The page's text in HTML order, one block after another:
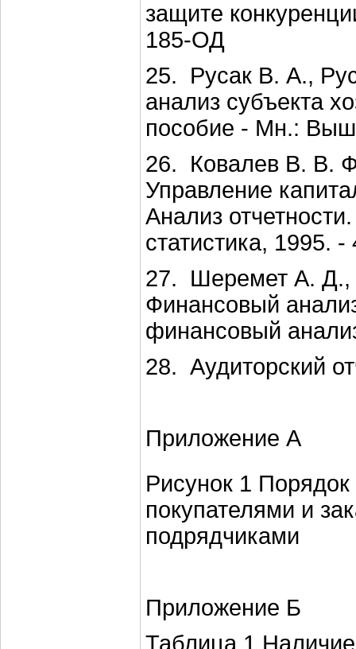
защите
185-ОД
25. Русак В. А.,
анализ субъекта
пособие - Мн.:
26. Ковалев В. В.
Управление
Анализ
статистика, 1995. -
27. Шеремет А.
Финансовый
финансовый
28. Аудиторский
Приложение А
Рисунок 1 Порядок
покупателями и
подрядчиками
Приложение Б
Таблица 1